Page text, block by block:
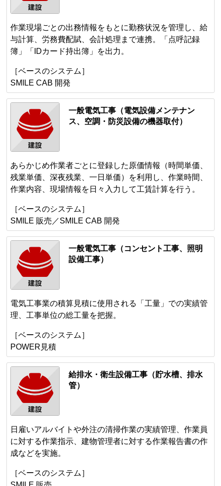
作業現場ごとの出務情報をもとに勤務状況を管理し、給
与計算、労務費配賦、会計処理まで連携。「点呼記録
簿」「IDカード持出簿」を出力。
［ベースのシステム］
SMILE CAB 開発
一般電気工事（電気設備メンテナン
ス、空調・防災設備の機器取付）
あらかじめ作業者ごとに登録した原価情報（時間単価、
残業単価、深夜残業、一日単価）を利用し、作業時間、
作業内容、現場情報を日々入力して工賃計算を行う。
［ベースのシステム］
SMILE 販売／SMILE CAB 開発
一般電気工事（コンセント工事、照明
設備工事）
電気工事業の積算見積に使用される「工量」での実績管
理、工事単位の総工量を把握。
［ベースのシステム］
POWER見積
給排水・衛生設備工事（貯水槽、排水
管）
日雇いアルバイトや外注の清掃作業の実績管理、作業員
に対する作業指示、建物管理者に対する作業報告書の作
成などを実施。
［ベースのシステム］